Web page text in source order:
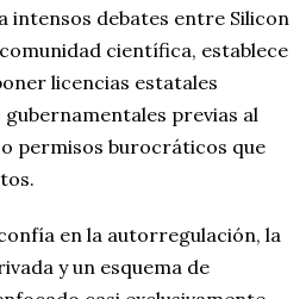
intensos debates entre Silicon
científica, establece
licencias estatales
previas al
permisos burocráticos que
en la autorregulación, la
y un esquema de